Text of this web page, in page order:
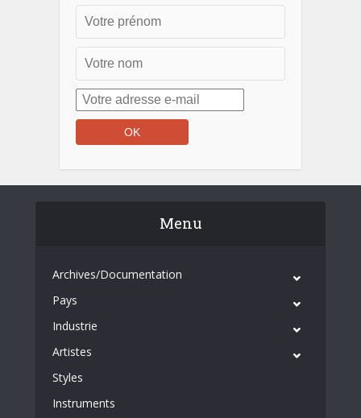
Menu
Archives/Documentation
Pays
Industrie
Artistes
Styles
Instruments